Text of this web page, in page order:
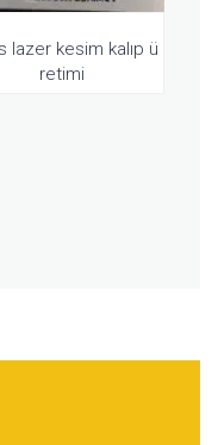
lazer kesim kalıp ü
retimi